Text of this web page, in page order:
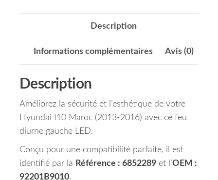
Description
Informations complémentaires Avis (0)
Description
Améliorez la sécurité et l’esthétique de votre
Hyundai I10 Maroc (2013-2016) avec ce feu
diurne gauche LED.
Conçu pour une compatibilité parfaite, il est
identifié par la Référence : 6852289 et l’OEM :
92201B9010.